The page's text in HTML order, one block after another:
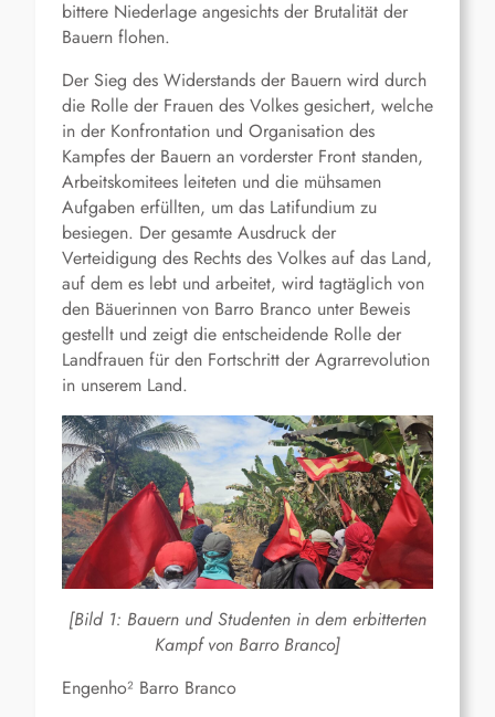
bittere Niederlage angesichts der Brutalität der
Bauern flohen.
Der Sieg des Widerstands der Bauern wird durch
die Rolle der Frauen des Volkes gesichert, welche
in der Konfrontation und Organisation des
Kampfes der Bauern an vorderster Front standen,
Arbeitskomitees leiteten und die mühsamen
Aufgaben erfüllten, um das Latifundium zu
besiegen. Der gesamte Ausdruck der
Verteidigung des Rechts des Volkes auf das Land,
auf dem es lebt und arbeitet, wird tagtäglich von
den Bäuerinnen von Barro Branco unter Beweis
gestellt und zeigt die entscheidende Rolle der
Landfrauen für den Fortschritt der Agrarrevolution
in unserem Land.
[Bild 1: Bauern und Studenten in dem erbitterten
Kampf von Barro Branco]
Engenho² Barro Branco